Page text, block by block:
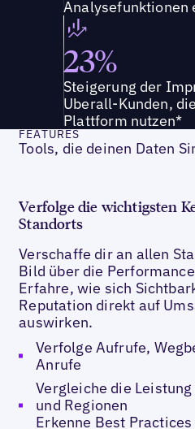
Analysefunktionen
23%
Steigerung der
Uberall-Kunden,
Plattform nutzen*
FEATURES
Tools, die deinen Daten
Verfolge die wichtigsten
Standorts
Verschaffe dir an allen
Bild über die
Erfahre, wie sich
Reputation direkt auf
auswirken.
Verfolge Aufrufe,
Anrufe
Vergleiche die
und Regionen
Erkenne Best